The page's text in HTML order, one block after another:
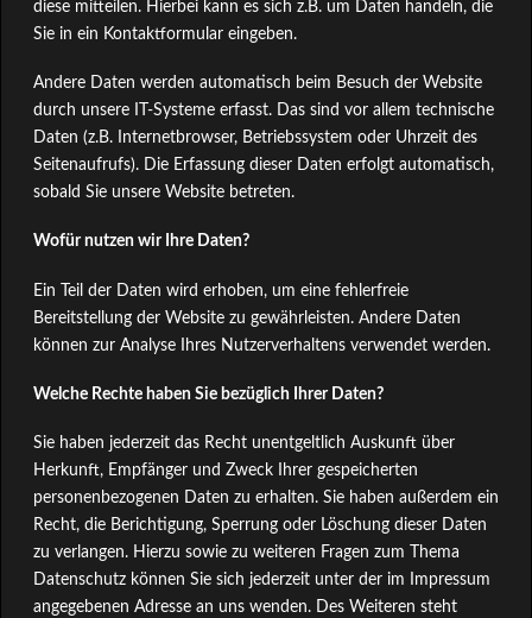
diese mitteilen. Hierbei kann es sich z.B. um Daten handeln, die
Sie in ein Kontaktformular eingeben.
Andere Daten werden automatisch beim Besuch der Website
durch unsere IT-Systeme erfasst. Das sind vor allem technische
Daten (z.B. Internetbrowser, Betriebssystem oder Uhrzeit des
Seitenaufrufs). Die Erfassung dieser Daten erfolgt automatisch,
sobald Sie unsere Website betreten.
Wofür nutzen wir Ihre Daten?
Ein Teil der Daten wird erhoben, um eine fehlerfreie
Bereitstellung der Website zu gewährleisten. Andere Daten
können zur Analyse Ihres Nutzerverhaltens verwendet werden.
Welche Rechte haben Sie bezüglich Ihrer Daten?
Sie haben jederzeit das Recht unentgeltlich Auskunft über
Herkunft, Empfänger und Zweck Ihrer gespeicherten
personenbezogenen Daten zu erhalten. Sie haben außerdem ein
Recht, die Berichtigung, Sperrung oder Löschung dieser Daten
zu verlangen. Hierzu sowie zu weiteren Fragen zum Thema
Datenschutz können Sie sich jederzeit unter der im Impressum
angegebenen Adresse an uns wenden. Des Weiteren steht